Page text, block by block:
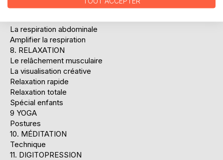
6. ALIMENTATION
La respiration abdominale
Amplifier la respiration
8. RELAXATION
Le relâchement musculaire
La visualisation créative
Relaxation rapide
Relaxation totale
Spécial enfants
9 YOGA
Postures
10. MÉDITATION
Technique
11. DIGITOPRESSION